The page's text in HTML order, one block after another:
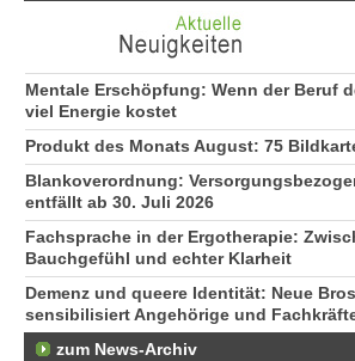
Mentale Erschöpfung: Wenn der Beruf
viel Energie kostet
Produkt des Monats August: 75
Blankoverordnung:
entfällt ab 30. Juli 2026
Fachsprache in der Ergotherapie:
Bauchgefühl und echter Klarheit
Demenz und queere Identität: Neue
sensibilisiert Angehörige und
zum News-Archiv